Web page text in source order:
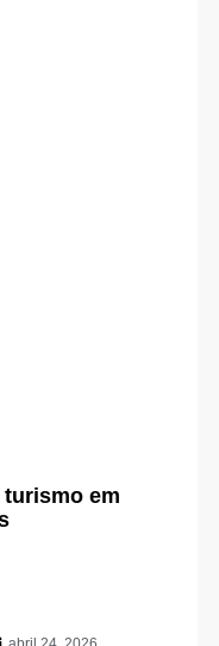
turismo em